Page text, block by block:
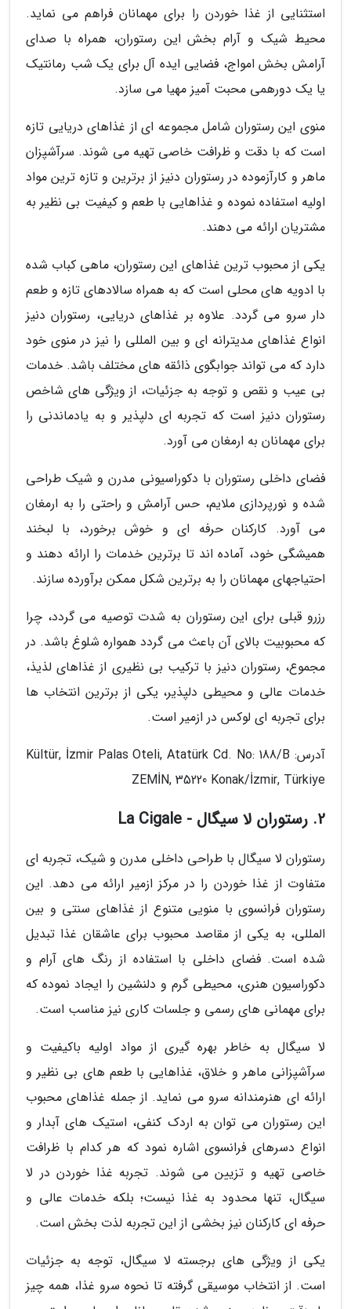
استثنایی از غذا خوردن را برای مهمانان فراهم می نماید.
محیط شیک و آرام بخش این رستوران، همراه با صدای
آرامش بخش امواج، فضایی ایده آل برای یک شب رمانتیک
یا یک دورهمی محبت آمیز مهیا می سازد.
منوی این رستوران شامل مجموعه ای از غذاهای دریایی تازه
است که با دقت و ظرافت خاصی تهیه می شوند. سرآشپزان
ماهر و کارآزموده در رستوران دنیز از برترین و تازه ترین مواد
اولیه استفاده نموده و غذاهایی با طعم و کیفیت بی نظیر به
مشتریان ارائه می دهند.
یکی از محبوب ترین غذاهای این رستوران، ماهی کباب شده
با ادویه های محلی است که به همراه سالادهای تازه و طعم
دار سرو می گردد. علاوه بر غذاهای دریایی، رستوران دنیز
انواع غذاهای مدیترانه ای و بین المللی را نیز در منوی خود
دارد که می تواند جوابگوی ذائقه های مختلف باشد. خدمات
بی عیب و نقص و توجه به جزئیات، از ویژگی های شاخص
رستوران دنیز است که تجربه ای دلپذیر و به یادماندنی را
برای مهمانان به ارمغان می آورد.
فضای داخلی رستوران با دکوراسیونی مدرن و شیک طراحی
شده و نورپردازی ملایم، حس آرامش و راحتی را به ارمغان
می آورد. کارکنان حرفه ای و خوش برخورد، با لبخند
همیشگی خود، آماده اند تا برترین خدمات را ارائه دهند و
احتیاجهای مهمانان را به برترین شکل ممکن برآورده سازند.
رزرو قبلی برای این رستوران به شدت توصیه می گردد، چرا
که محبوبیت بالای آن باعث می گردد همواره شلوغ باشد. در
مجموع، رستوران دنیز با ترکیب بی نظیری از غذاهای لذیذ،
خدمات عالی و محیطی دلپذیر، یکی از برترین انتخاب ها
برای تجربه ای لوکس در ازمیر است.
آدرس: Kültür, İzmir Palas Oteli, Atatürk Cd. No: 188/B
ZEMİN, 35220 Konak/İzmir, Türkiye
2. رستوران لا سیگال - La Cigale
رستوران لا سیگال با طراحی داخلی مدرن و شیک، تجربه ای
متفاوت از غذا خوردن را در مرکز ازمیر ارائه می دهد. این
رستوران فرانسوی با منویی متنوع از غذاهای سنتی و بین
المللی، به یکی از مقاصد محبوب برای عاشقان غذا تبدیل
شده است. فضای داخلی با استفاده از رنگ های آرام و
دکوراسیون هنری، محیطی گرم و دلنشین را ایجاد نموده که
برای مهمانی های رسمی و جلسات کاری نیز مناسب است.
لا سیگال به خاطر بهره گیری از مواد اولیه باکیفیت و
سرآشپزانی ماهر و خلاق، غذاهایی با طعم های بی نظیر و
ارائه ای هنرمندانه سرو می نماید. از جمله غذاهای محبوب
این رستوران می توان به اردک کنفی، استیک های آبدار و
انواع دسرهای فرانسوی اشاره نمود که هر کدام با ظرافت
خاصی تهیه و تزیین می شوند. تجربه غذا خوردن در لا
سیگال، تنها محدود به غذا نیست؛ بلکه خدمات عالی و
حرفه ای کارکنان نیز بخشی از این تجربه لذت بخش است.
یکی از ویژگی های برجسته لا سیگال، توجه به جزئیات
است. از انتخاب موسیقی گرفته تا نحوه سرو غذا، همه چیز